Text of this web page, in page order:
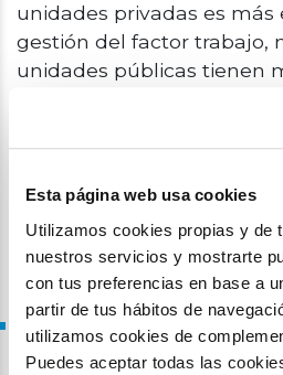
Esta página web usa cookies
Utilizamos cookies propias y de
nuestros servicios y mostrarte
con tus preferencias en base a
partir de tus hábitos de
utilizamos cookies de
Puedes aceptar todas las
unidades privadas es más
gestión del factor trabajo,
unidades públicas tienen
la gestión de los costes
se concluye que se
a través de la
marcos de gestión,
prácticas más exitosas.
Archivos:
Tesis Marta Suárez